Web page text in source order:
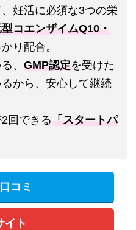
妊活に必須な3つの栄
コエンザイムQ10・
り配合。
、 GMP認定を受けた
から、安心して継続
回できる 「スタートパ
コミ
イト